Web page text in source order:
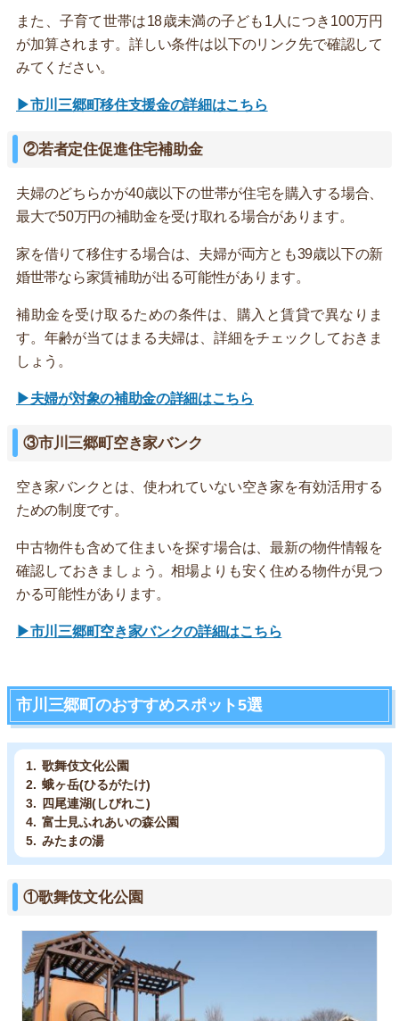
また、子育て世帯は18歳未満の子ども1人につき100万円
が加算されます。詳しい条件は以下のリンク先で確認して
みてください。
▶市川三郷町移住支援金の詳細はこちら
②若者定住促進住宅補助金
夫婦のどちらかが40歳以下の世帯が住宅を購入する場合、
最大で50万円の補助金を受け取れる場合があります。
家を借りて移住する場合は、夫婦が両方とも39歳以下の新
婚世帯なら家賃補助が出る可能性があります。
補助金を受け取るための条件は、購入と賃貸で異なりま
す。年齢が当てはまる夫婦は、詳細をチェックしておきま
しょう。
▶夫婦が対象の補助金の詳細はこちら
③市川三郷町空き家バンク
空き家バンクとは、使われていない空き家を有効活用する
ための制度です。
中古物件も含めて住まいを探す場合は、最新の物件情報を
確認しておきましょう。相場よりも安く住める物件が見つ
かる可能性があります。
▶市川三郷町空き家バンクの詳細はこちら
市川三郷町のおすすめスポット5選
歌舞伎文化公園
蛾ヶ岳(ひるがたけ)
四尾連湖(しびれこ)
富士見ふれあいの森公園
みたまの湯
①歌舞伎文化公園